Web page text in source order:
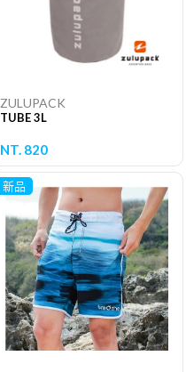
ZULUPACK
TUBE 3L
NT. 820
新品